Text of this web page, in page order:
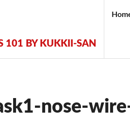
101 BY KUKKII-SAN
nose-